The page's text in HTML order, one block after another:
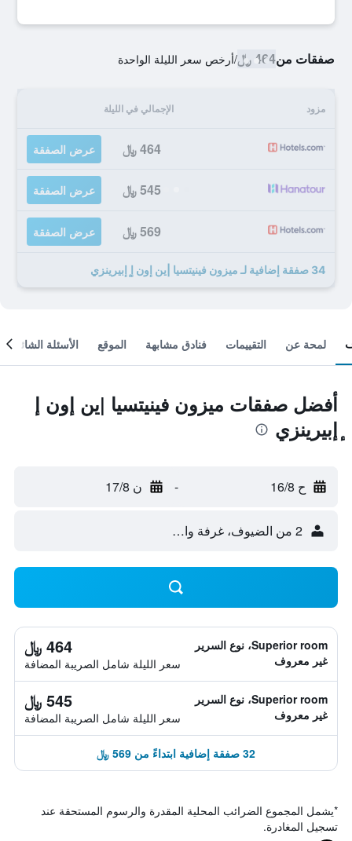
صفقات من464 ﷼ /أرخص سعر الليلة الواحدة
مزود الإجمالي في الليلة
464 ﷼ عرض الصفقة
545 ﷼ عرض الصفقة
569 ﷼ عرض الصفقة
34 صفقة إضافية لـ ميزون فينيتسيا |ين إون إ ٕإبيرينزي
لمحة عن التقييمات فنادق مشابهة الموقع الأسئلة الشائعة
أفضل صفقات ميزون فينيتسيا |ين إون إ
ٕإبيرينزي
ح 16/8 - ن 17/8
2 من الضيوف، غرفة واحدة
Superior room، نوع السرير
غير معروف
464 ﷼
سعر الليلة شامل الصريبة المضافة
Superior room، نوع السرير
غير معروف
545 ﷼
سعر الليلة شامل الصريبة المضافة
32 صفقة إضافية ابتداءً من 569 ﷼
*يشمل المجموع الضرائب المحلية المقدرة والرسوم المستحقة عند
تسجيل المغادرة.